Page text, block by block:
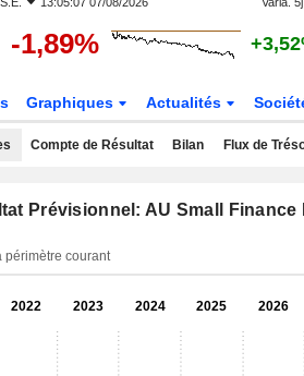
-1,89%
Graphiques Actualités
Compte de Résultat Bilan Flux de
Prévisionnel: AU Small Finance
courant